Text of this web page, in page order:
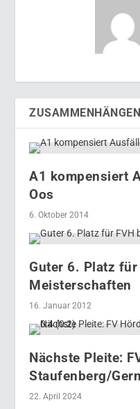
A1 kompensiert
Oos
6. Oktober 2014
Guter 6. Platz
Meisterschaften
16. Januar 2012
Nächste Pleite:
Staufenberg/
22. April 2024